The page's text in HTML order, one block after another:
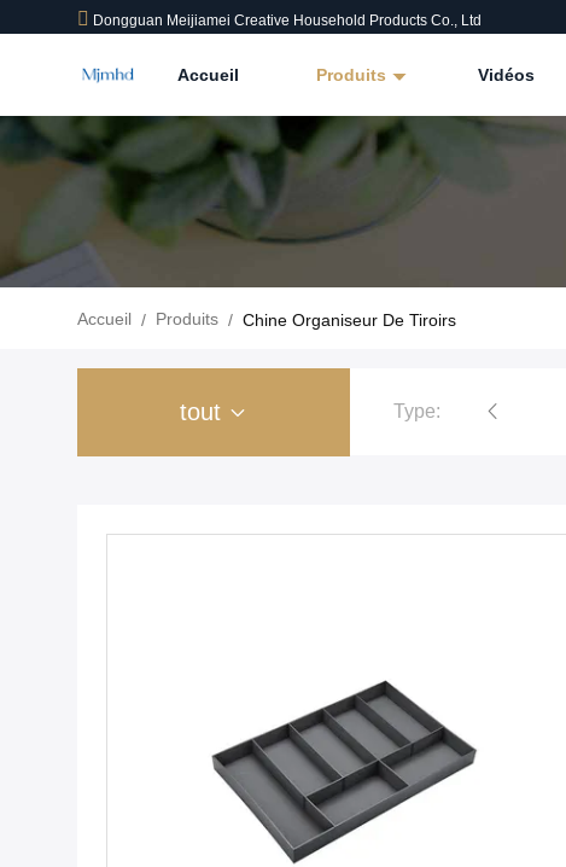
Dongguan Meijiamei Creative Household Products Co., Ltd
Accueil Produits Vidéos
Accueil / Produits / Chine Organiseur De Tiroirs
tout Type: